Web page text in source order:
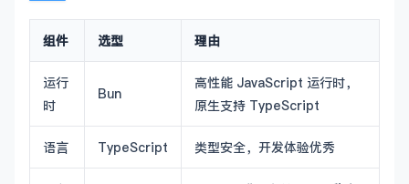
组件 选型 理由
运行
时
Bun
高性能 JavaScript 运行时，
原生支持 TypeScript
语言 TypeScript 类型安全，开发体验优秀